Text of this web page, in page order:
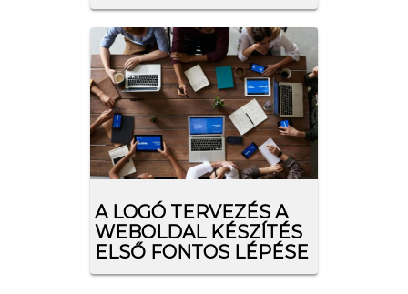
A LOGÓ TERVEZÉS A
WEBOLDAL KÉSZÍTÉS
ELSŐ FONTOS LÉPÉSE